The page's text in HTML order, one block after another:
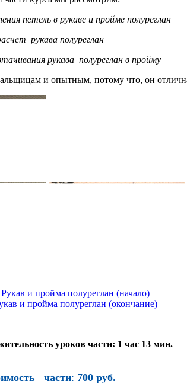
петель в рукаве и пройме полуреглан
рукава полуреглан
рукава полуреглан в пройму
и опытным, потому что, он
Рукав и пройма полуреглан (начало)
и пройма полуреглан (окончание)
уроков части: 1 час 13 мин.
части: 700 руб.